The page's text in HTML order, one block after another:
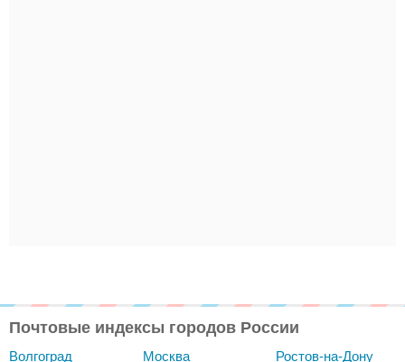
Почтовые индексы городов России
Волгоград Москва Ростов-на-Дону